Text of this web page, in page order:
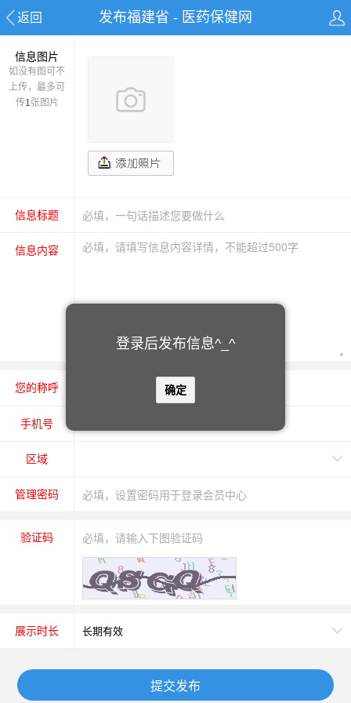
登录后发布信息^_^
确定
返回 发布福建省 - 医药保健网
信息图片
如没有图可不
上传，最多可
传1张图片
信息标题
信息内容
您的称呼 女士
手机号
区域
管理密码
验证码
展示时长
提交发布